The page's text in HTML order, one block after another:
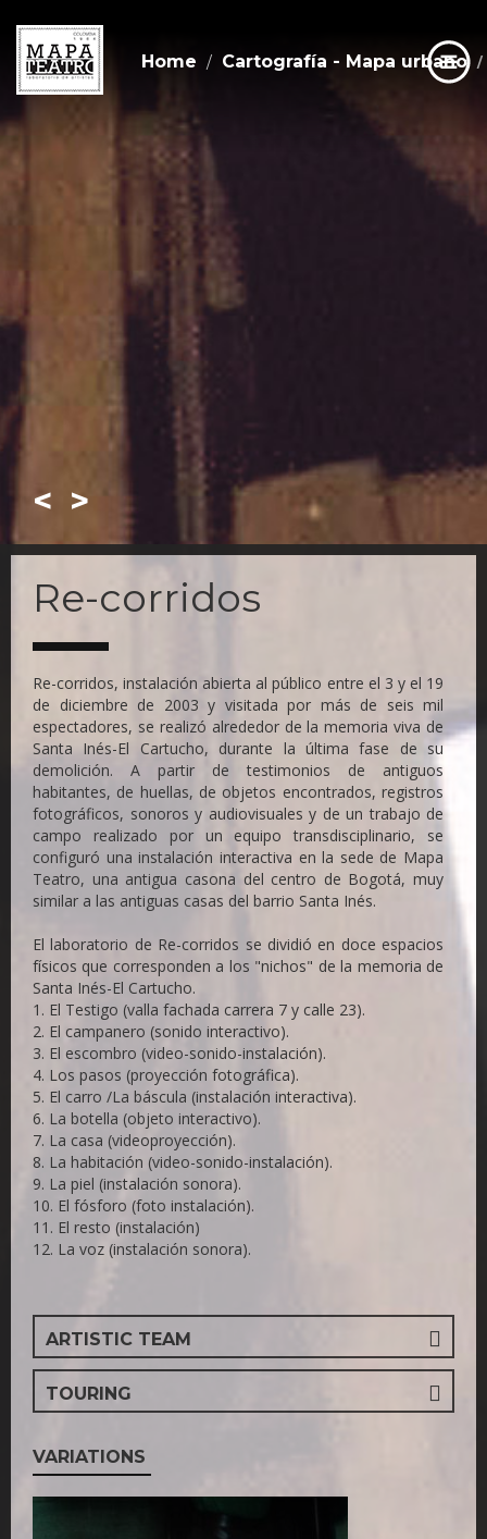
Skip
Home Cartografía - Mapa urbano
< >
Re-corridos
Re-corridos, instalación abierta al público entre el 3 y el 19
de diciembre de 2003 y visitada por más de seis mil
espectadores, se realizó alrededor de la memoria viva de
Santa Inés-El Cartucho, durante la última fase de su
demolición. A partir de testimonios de antiguos
habitantes, de huellas, de objetos encontrados, registros
fotográficos, sonoros y audiovisuales y de un trabajo de
campo realizado por un equipo transdisciplinario, se
configuró una instalación interactiva en la sede de Mapa
Teatro, una antigua casona del centro de Bogotá, muy
similar a las antiguas casas del barrio Santa Inés.
El laboratorio de Re-corridos se dividió en doce espacios
físicos que corresponden a los "nichos" de la memoria de
Santa Inés-El Cartucho.
1. El Testigo (valla fachada carrera 7 y calle 23).
2. El campanero (sonido interactivo).
3. El escombro (video-sonido-instalación).
4. Los pasos (proyección fotográfica).
5. El carro /La báscula (instalación interactiva).
6. La botella (objeto interactivo).
7. La casa (videoproyección).
8. La habitación (video-sonido-instalación).
9. La piel (instalación sonora).
10. El fósforo (foto instalación).
11. El resto (instalación)
12. La voz (instalación sonora).
ARTISTIC TEAM
TOURING
VARIATIONS